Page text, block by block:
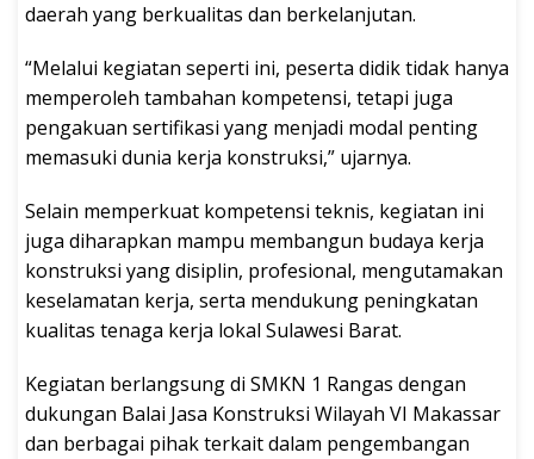
daerah yang berkualitas dan berkelanjutan.
“Melalui kegiatan seperti ini, peserta didik tidak hanya
memperoleh tambahan kompetensi, tetapi juga
pengakuan sertifikasi yang menjadi modal penting
memasuki dunia kerja konstruksi,” ujarnya.
Selain memperkuat kompetensi teknis, kegiatan ini
juga diharapkan mampu membangun budaya kerja
konstruksi yang disiplin, profesional, mengutamakan
keselamatan kerja, serta mendukung peningkatan
kualitas tenaga kerja lokal Sulawesi Barat.
Kegiatan berlangsung di SMKN 1 Rangas dengan
dukungan Balai Jasa Konstruksi Wilayah VI Makassar
dan berbagai pihak terkait dalam pengembangan